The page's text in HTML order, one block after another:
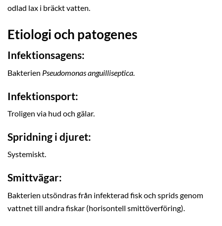
odlad lax i bräckt vatten.
Etiologi och patogenes
Infektionsagens:
Bakterien Pseudomonas anguilliseptica.
Infektionsport:
Troligen via hud och gälar.
Spridning i djuret:
Systemiskt.
Smittvägar:
Bakterien utsöndras från infekterad fisk och sprids genom
vattnet till andra fiskar (horisontell smittöverföring).